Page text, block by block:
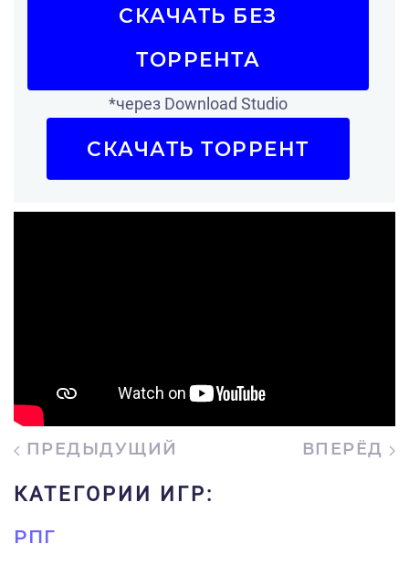
СКАЧАТЬ БЕЗ
ТОРРЕНТА
*через Download Studio
СКАЧАТЬ ТОРРЕНТ
ПРЕДЫДУЩИЙ ВПЕРЁД
КАТЕГОРИИ ИГР:
РПГ